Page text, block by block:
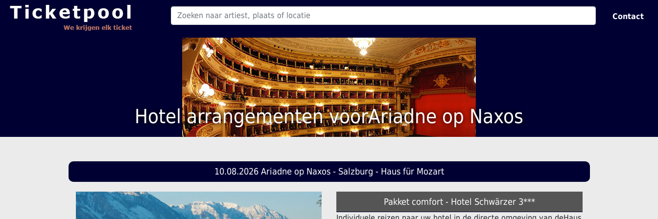
Contact
Hotel arrangementen voorAriadne op Naxos
10.08.2026 Ariadne op Naxos - Salzburg - Haus für Mozart
Pakket comfort - Hotel Schwärzer 3***